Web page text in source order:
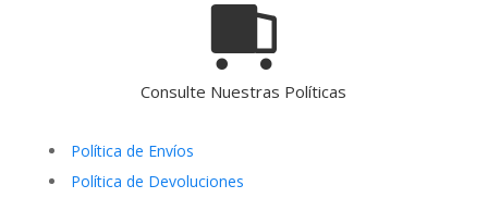
Consulte Nuestras Políticas
Política de Envíos
Política de Devoluciones